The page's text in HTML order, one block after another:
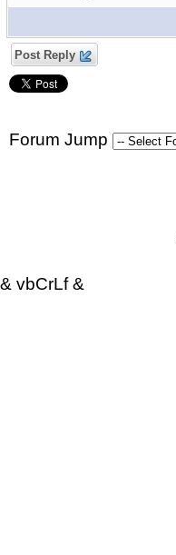
Post Reply
Forum Jump
& vbCrLf &